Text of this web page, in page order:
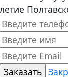
летие